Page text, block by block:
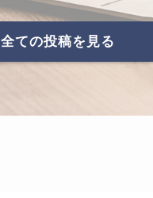
全ての投稿を見る